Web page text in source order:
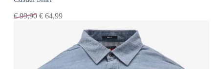
€99,90 € 64,99